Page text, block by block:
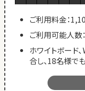
ご利用料金：
ご利用可能人数
ホワイトボ
合し、18名様で